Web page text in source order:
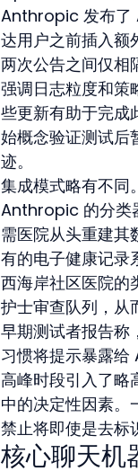
Anthropic 发布了
达用户之前插入额
两次公告之间仅
强调日志粒度和策
些更新有助于完成
始概念验证测试后
迹。
集成模式略有不同
Anthropic 的分类
需医院从头重建其
有的电子健康记录
西海岸社区医院
护士审查队列，从
早期测试者报告称
习惯将提示暴露
高峰时段引入了略
中的决定性因素。
禁止将即使是去标
核心聊天机